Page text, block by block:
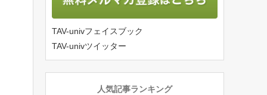
TAV-univフェイスブック
TAV-univツイッター
人気記事ランキング